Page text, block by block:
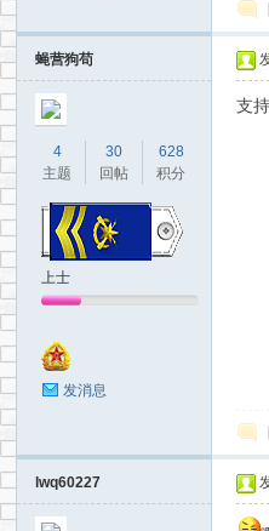
蝇营狗苟
4
主题
30
回帖
628
积分
上士
发消息
支
lwq60227